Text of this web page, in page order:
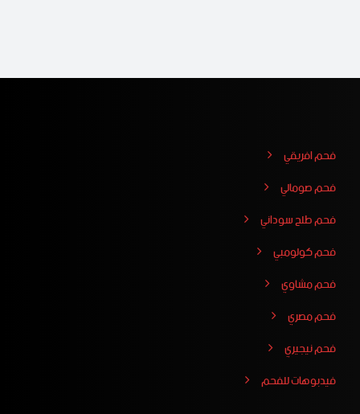
فحم افريقي
فحم صومالي
فحم طلح سوداني
فحم كولومبي
فحم مشاوي
فحم مصري
فحم نيجيري
فيدبوهات للفحم